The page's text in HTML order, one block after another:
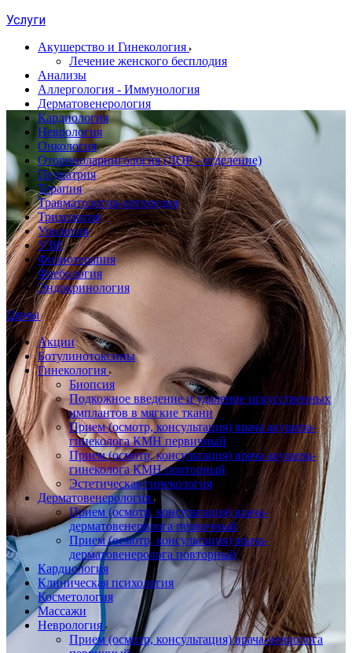
Услуги
Акушерство и Гинекология
Лечение женского бесплодия
Анализы
Аллергология - Иммунология
Дерматовенерология
Кардиология
Неврология
Онкология
Оториноларингология (ЛОР - отделение)
Педиатрия
Терапия
Травматология-ортопедия
Трихология
Урология
УЗИ
Физиотерапия
Флебология
Эндокринология
Цены
Акции
Ботулинотоксины
Гинекология
Биопсия
Подкожное введение и удаление искусственных
имплантов в мягкие ткани
Прием (осмотр, консультация) врача акушера-
гинеколога КМН первичный
Прием (осмотр, консультация) врача акушера-
гинеколога КМН повторный
Эстетическая гинекология
Дерматовенерология
Прием (осмотр, консультация) врача-
дерматовенеролога первичный
Прием (осмотр, консультация) врача-
дерматовенеролога повторный
Кардиология
Клиническая психология
Косметология
Массажи
Неврология
Прием (осмотр, консультация) врача-невролога